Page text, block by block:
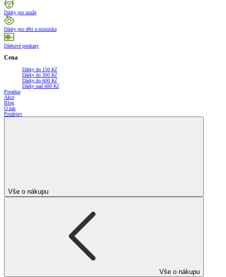
Dárky pro muže
Dárky pro děti a minimka
Dárkové poukazy
Cena
Dárky do 150 Kč
Dárky do 300 Kč
Dárky do 600 Kč
Dárky nad 600 Kč
Poradna
Akce
Blog
O nás
Prodejny
Vše o nákupu
Vše o nákupu